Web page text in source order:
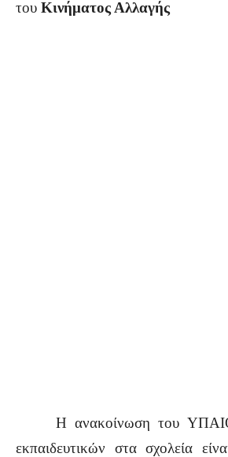
του Κινήματος Αλλαγής
Η ανακοίνωση του ΥΠΑΙΘ
εκπαιδευτικών στα σχολεία